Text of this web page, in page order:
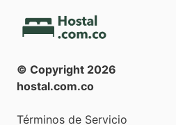
© Copyright 2026
hostal.com.co
Términos de Servicio